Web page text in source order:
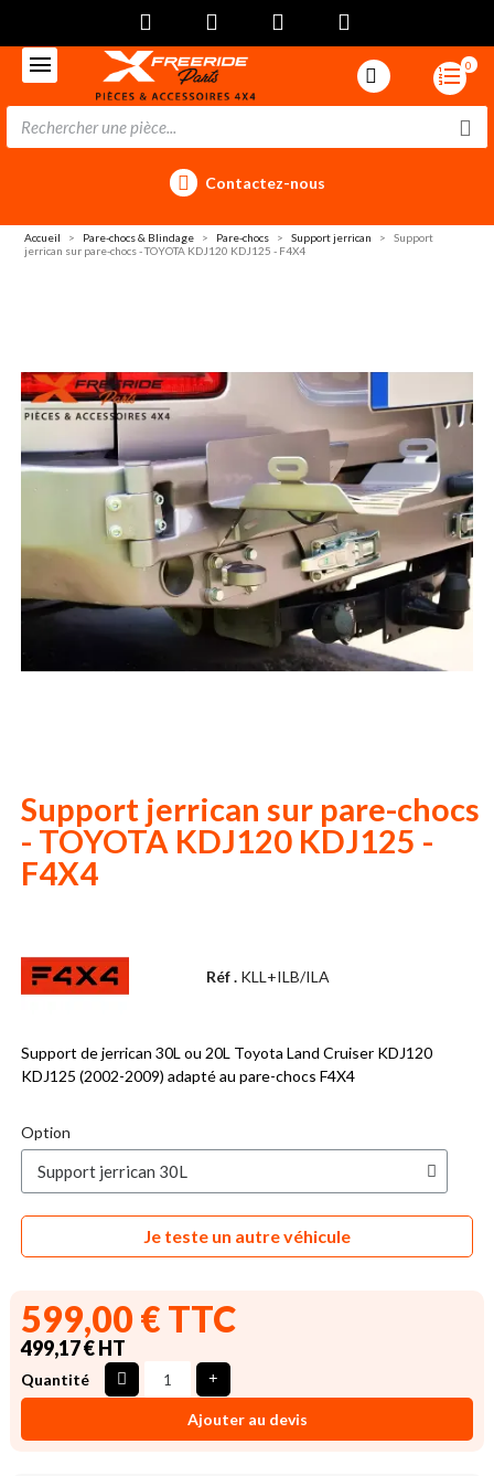
0
Contactez-nous
Accueil Pare-chocs & Blindage Pare-chocs Support jerrican
Support
jerrican sur pare-chocs - TOYOTA KDJ120 KDJ125 - F4X4
Support jerrican sur pare-chocs
- TOYOTA KDJ120 KDJ125 -
F4X4
Réf . KLL+ILB/ILA
Support de jerrican 30L ou 20L Toyota Land Cruiser KDJ120
KDJ125 (2002-2009) adapté au pare-chocs F4X4
Option
Je teste un autre véhicule
599,00 € TTC
499,17 € HT
Quantité
Ajouter au devis